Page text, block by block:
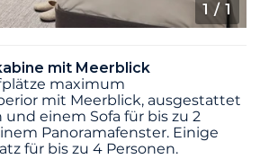
1 / 1
mit Meerblick
maximum
mit Meerblick, ausgestattet
einem Sofa für bis zu 2
Panoramafenster. Einige
für bis zu 4 Personen.